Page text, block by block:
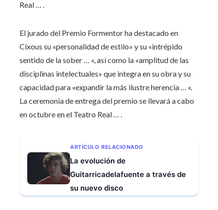
Real … .​
El jurado del Premio Formentor ha destacado en
Cixous su «personalidad de estilo» y su «intrépido
sentido de la sober … «, así como la «amplitud de las
disciplinas intelectuales» que integra en su obra y su
capacidad para «expandir la más ilustre herencia … «.
La ceremonia de entrega del premio se llevará a cabo
en octubre en el Teatro Real … .​
ARTÍCULO RELACIONADO
La evolución de
Guitarricadelafuente a través de
su nuevo disco